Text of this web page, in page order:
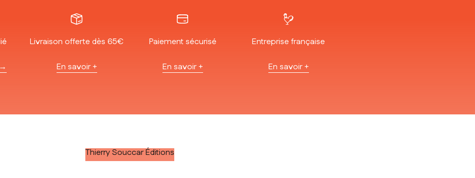
Livraison offerte dès 65€
En savoir +
Paiement sécurisé
En savoir +
Entreprise française
En savoir +
Thierry Souccar Éditions